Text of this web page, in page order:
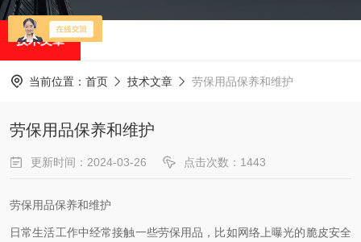
技术文章
当前位置： 首页 技术文章 劳保用品保养和维护
劳保用品保养和维护
更新时间：2024-03-26 点击次数：1443
劳保用品保养和维护
日常生活工作中经常接触一些劳保用品，比如网络上曝光的脆皮安全